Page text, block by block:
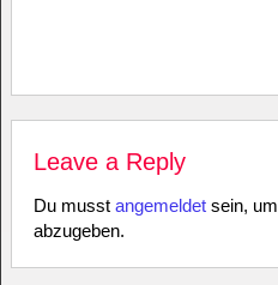
Leave a Reply
Du musst angemeldetsein,
abzugeben.